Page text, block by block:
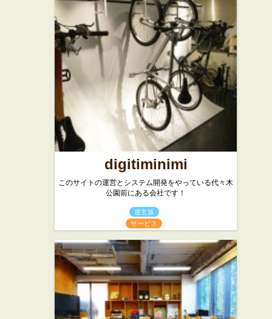
らーめん屋
ア料理 ア
ンコール
ワット
★☆☆
アジア・エスニッ
ク
digitiminimi
このサイトの運営とシステム開発をやっている代々木
公園前にある会社です！
道玄坂
サービス